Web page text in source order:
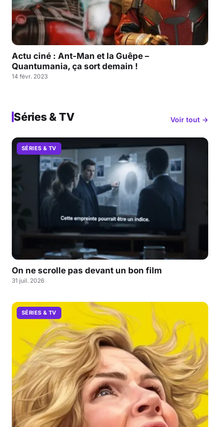
Actu ciné : Ant-Man et la Guêpe –
Quantumania, ça sort demain !
14 févr. 2023
Séries & TV Voir tout →
SÉRIES & TV
On ne scrolle pas devant un bon film
31 juil. 2026
SÉRIES & TV